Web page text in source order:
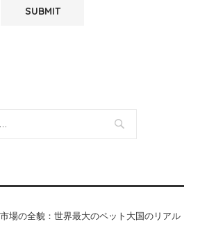
場の全貌：世界最大のペット大国のリアル